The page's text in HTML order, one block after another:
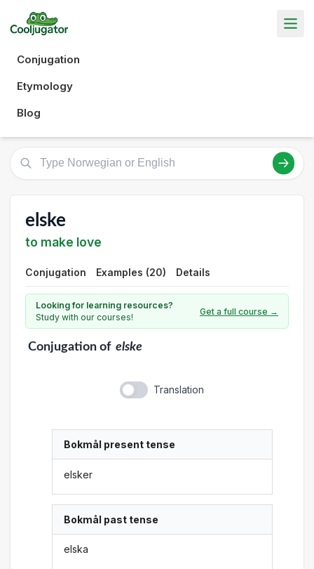
Conjugation
Etymology
Blog
elske
to make love
Conjugation Examples (20) Details
Looking for learning resources?
Study with our courses!
Get a full course →
Conjugationof elske
Translation
Bokmål present tense
elsker
Bokmål past tense
elska